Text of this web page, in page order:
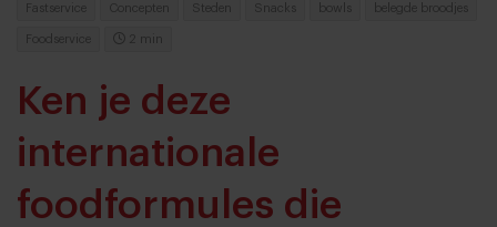
Fastservice Concepten Steden Snacks bowls belegde broodjes
Foodservice 2 min
Ken je deze
internationale
foodformules die